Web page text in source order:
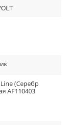
(Серебр
AF110403